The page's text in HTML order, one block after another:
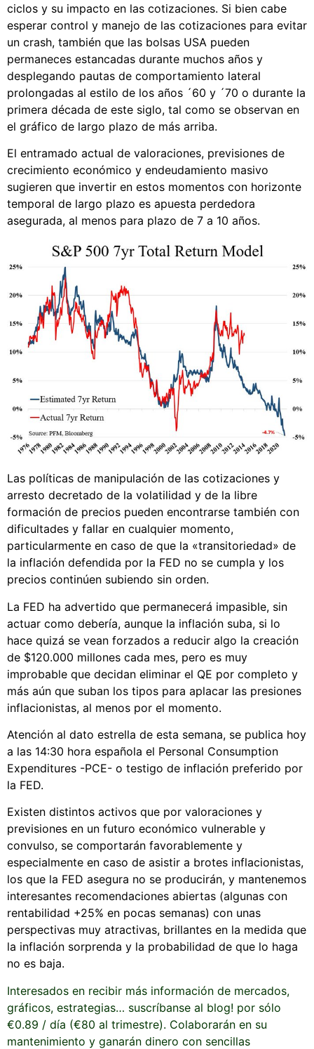
ciclos y su impacto en las cotizaciones. Si bien cabe
esperar control y manejo de las cotizaciones para evitar
un crash, también que las bolsas USA pueden
permaneces estancadas durante muchos años y
desplegando pautas de comportamiento lateral
prolongadas al estilo de los años ´60 y ´70 o durante la
primera década de este siglo, tal como se observan en
el gráfico de largo plazo de más arriba.
El entramado actual de valoraciones, previsiones de
crecimiento económico y endeudamiento masivo
sugieren que invertir en estos momentos con horizonte
temporal de largo plazo es apuesta perdedora
asegurada, al menos para plazo de 7 a 10 años.
Las políticas de manipulación de las cotizaciones y
arresto decretado de la volatilidad y de la libre
formación de precios pueden encontrarse también con
dificultades y fallar en cualquier momento,
particularmente en caso de que la «transitoriedad» de
la inflación defendida por la FED no se cumpla y los
precios continúen subiendo sin orden.
La FED ha advertido que permanecerá impasible, sin
actuar como debería, aunque la inflación suba, si lo
hace quizá se vean forzados a reducir algo la creación
de $120.000 millones cada mes, pero es muy
improbable que decidan eliminar el QE por completo y
más aún que suban los tipos para aplacar las presiones
inflacionistas, al menos por el momento.
Atención al dato estrella de esta semana, se publica hoy
a las 14:30 hora española el Personal Consumption
Expenditures -PCE- o testigo de inflación preferido por
la FED.
Existen distintos activos que por valoraciones y
previsiones en un futuro económico vulnerable y
convulso, se comportarán favorablemente y
especialmente en caso de asistir a brotes inflacionistas,
los que la FED asegura no se producirán, y mantenemos
interesantes recomendaciones abiertas (algunas con
rentabilidad +25% en pocas semanas) con unas
perspectivas muy atractivas, brillantes en la medida que
la inflación sorprenda y la probabilidad de que lo haga
no es baja.
Interesados en recibir más información de mercados,
gráficos, estrategias… suscríbanse al blog! por sólo
€0.89 / día (€80 al trimestre). Colaborarán en su
mantenimiento y ganarán dinero con sencillas